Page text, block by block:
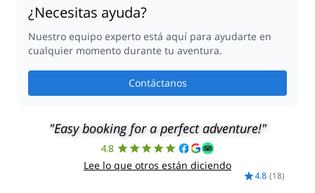
¿Necesitas ayuda?
Nuestro equipo experto está aquí para ayudarte en
cualquier momento durante tu aventura.
Contáctanos
"Easy booking for a perfect adventure!"
4.8
Lee lo que otros están diciendo
4.8 (18)